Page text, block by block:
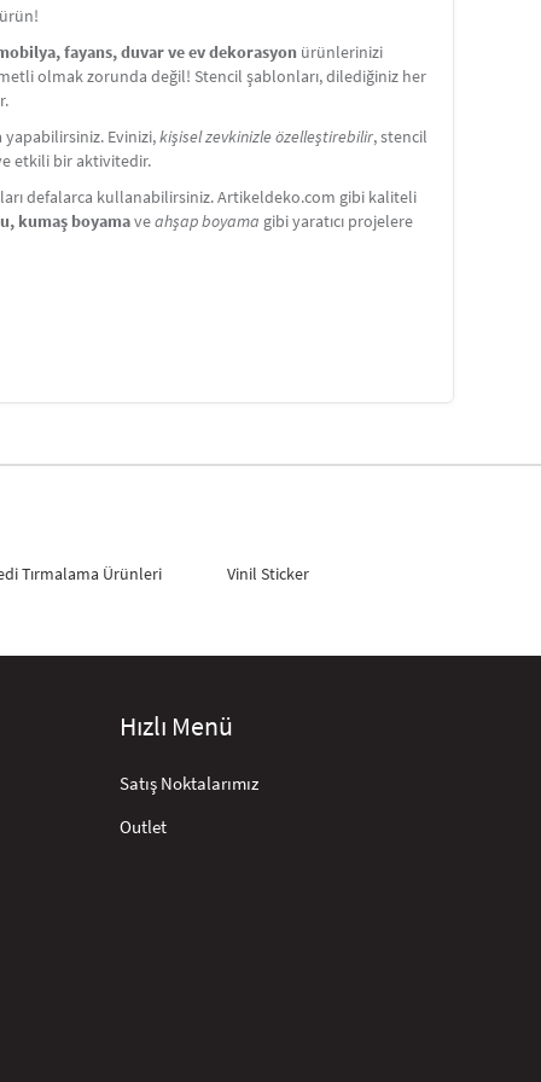
fayans, duvar ve ev dekorasyon ürünlerinizi
olmak zorunda değil! Stencil şablonları, dilediğiniz her
Evinizi,kişisel zevkinizle özelleştirebilir, stencil
etkili bir aktivitedir.
defalarca kullanabilirsiniz. Artikeldeko.com gibi kaliteli
kumaş boyamaveahşap boyama gibi yaratıcı projelere
Tırmalama Ürünleri Vinil Sticker
Hızlı Menü
Satış Noktalarımız
Outlet